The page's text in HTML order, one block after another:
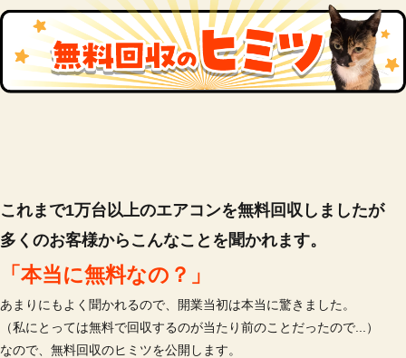
これまで1万台以上のエアコンを無料回収しましたが
多くのお客様からこんなことを聞かれます。
「本当に無料なの？」
あまりにもよく聞かれるので、開業当初は本当に驚きました。
（私にとっては無料で回収するのが当たり前のことだったので...）
なので、無料回収のヒミツを公開します。